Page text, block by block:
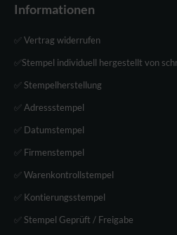
Informationen
✅ Vertrag widerrufen
✅Stempel individuell hergestellt von
✅ Stempelherstellung
✅ Adressstempel
✅ Datumstempel
✅ Firmenstempel
✅ Warenkontrollstempel
✅ Kontierungsstempel
✅ Stempel Geprüft / Freigabe